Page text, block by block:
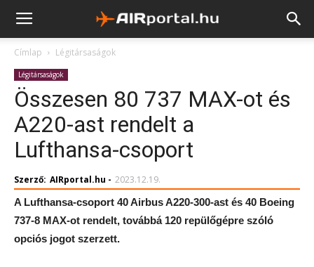
Címlap Légitársaságok
Légitársaságok
Összesen 80 737 MAX-ot és
A220-ast rendelt a
Lufthansa-csoport
Szerző: AIRportal.hu - 2023.12.19.
A Lufthansa-csoport 40 Airbus A220-300-ast és 40 Boeing
737-8 MAX-ot rendelt, továbbá 120 repülőgépre szóló
opciós jogot szerzett.